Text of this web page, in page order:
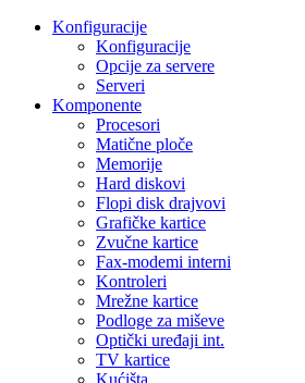
Konfiguracije
Konfiguracije
Opcije za servere
Serveri
Komponente
Procesori
Matične ploče
Memorije
Hard diskovi
Flopi disk drajvovi
Grafičke kartice
Zvučne kartice
Fax-modemi interni
Kontroleri
Mrežne kartice
Podloge za miševe
Optički uređaji int.
TV kartice
Kućišta